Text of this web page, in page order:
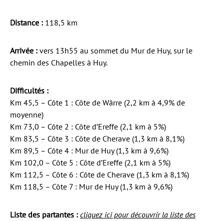
Distance : 118,5 km
Arrivée : vers 13h55 au sommet du Mur de Huy, sur le
chemin des Chapelles à Huy.
Difficultés :
Km 45,5 – Côte 1 : Côte de Wârre (2,2 km à 4,9% de
moyenne)
Km 73,0 – Côte 2 : Côte d’Ereffe (2,1 km à 5%)
Km 83,5 – Côte 3 : Côte de Cherave (1,3 km à 8,1%)
Km 89,5 – Côte 4 : Mur de Huy (1,3 km à 9,6%)
Km 102,0 – Côte 5 : Côte d’Ereffe (2,1 km à 5%)
Km 112,5 – Côte 6 : Côte de Cherave (1,3 km à 8,1%)
Km 118,5 – Côte 7 : Mur de Huy (1,3 km à 9,6%)
Liste des partantes : cliquez ici pour découvrir la liste des